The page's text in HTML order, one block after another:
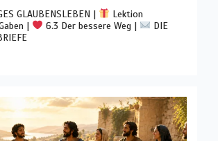
GLAUBENSLEBEN |
Lektion
|
6.3 Der bessere Weg |
DIE